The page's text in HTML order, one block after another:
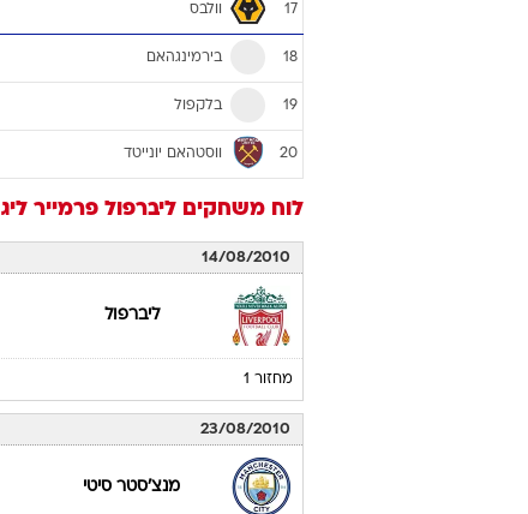
17 וולבס
18 בירמינגהאם
19 בלקפול
20 ווסטהאם יונייטד
לוח משחקים ליברפול פרמייר ליג 2010/11
14/08/2010
ליברפול
מחזור 1
23/08/2010
מנצ'סטר סיטי